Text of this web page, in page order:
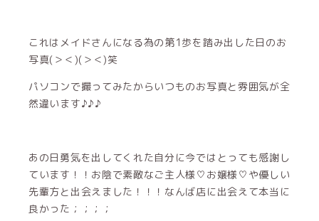
これはメイドさんになる為の第1歩を踏み出した日のお
写真(＞＜)(＞＜)笑
パソコンで撮ってみたからいつものお写真と雰囲気が全
然違います♪♪♪
あの日勇気を出してくれた自分に今ではとっても感謝し
ています！！お陰で素敵なご主人様♡お嬢様♡や優しい
先輩方と出会えました！！！なんば店に出会えて本当に
良かった；；；；